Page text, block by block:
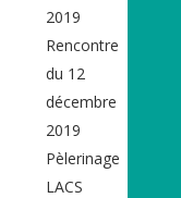
2019
Rencontre
du 12
décembre
2019
Pèlerinage
LACS